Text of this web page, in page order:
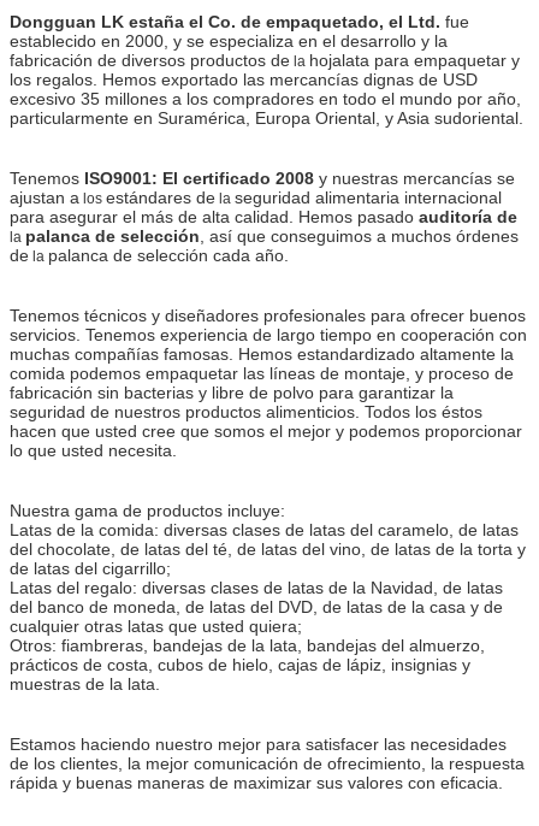
Dongguan LK estaña el Co. de empaquetado, el Ltd. fue
establecido en 2000, y se especializa en el desarrollo y la
fabricación de diversos productos de la hojalata para empaquetar y
los regalos. Hemos exportado las mercancías dignas de USD
excesivo 35 millones a los compradores en todo el mundo por año,
particularmente en Suramérica, Europa Oriental, y Asia sudoriental.
Tenemos ISO9001: El certificado 2008 y nuestras mercancías se
ajustan a los estándares de la seguridad alimentaria internacional
para asegurar el más de alta calidad. Hemos pasado auditoría de
la palanca de selección , así que conseguimos a muchos órdenes
de la palanca de selección cada año.
Tenemos técnicos y diseñadores profesionales para ofrecer buenos
servicios. Tenemos experiencia de largo tiempo en cooperación con
muchas compañías famosas. Hemos estandardizado altamente la
comida podemos empaquetar las líneas de montaje, y proceso de
fabricación sin bacterias y libre de polvo para garantizar la
seguridad de nuestros productos alimenticios. Todos los éstos
hacen que usted cree que somos el mejor y podemos proporcionar
lo que usted necesita.
Nuestra gama de productos incluye:
Latas de la comida: diversas clases de latas del caramelo, de latas
del chocolate, de latas del té, de latas del vino, de latas de la torta y
de latas del cigarrillo;
Latas del regalo: diversas clases de latas de la Navidad, de latas
del banco de moneda, de latas del DVD, de latas de la casa y de
cualquier otras latas que usted quiera;
Otros: fiambreras, bandejas de la lata, bandejas del almuerzo,
prácticos de costa, cubos de hielo, cajas de lápiz, insignias y
muestras de la lata.
Estamos haciendo nuestro mejor para satisfacer las necesidades
de los clientes, la mejor comunicación de ofrecimiento, la respuesta
rápida y buenas maneras de maximizar sus valores con eficacia.